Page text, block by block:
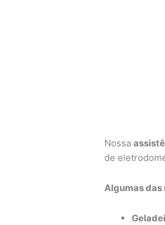
Nossa
de
Algumas das